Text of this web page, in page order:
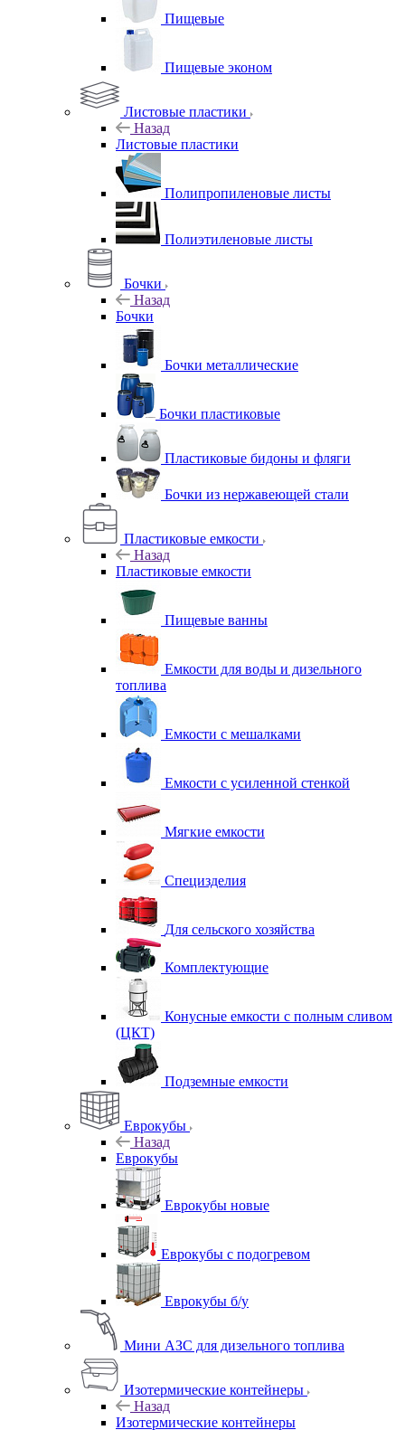
Пищевые
Пищевые эконом
Листовые пластики
Назад
Листовые пластики
Полипропиленовые листы
Полиэтиленовые листы
Бочки
Назад
Бочки
Бочки металлические
Бочки пластиковые
Пластиковые бидоны и фляги
Бочки из нержавеющей стали
Пластиковые емкости
Назад
Пластиковые емкости
Пищевые ванны
Емкости для воды и дизельного
топлива
Емкости с мешалками
Емкости с усиленной стенкой
Мягкие емкости
Специзделия
Для сельского хозяйства
Комплектующие
Конусные емкости с полным сливом
(ЦКТ)
Подземные емкости
Еврокубы
Назад
Еврокубы
Еврокубы новые
Еврокубы с подогревом
Еврокубы б/у
Мини АЗС для дизельного топлива
Изотермические контейнеры
Назад
Изотермические контейнеры